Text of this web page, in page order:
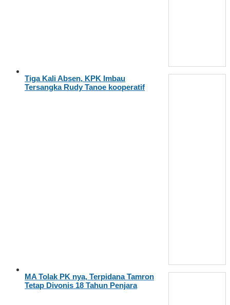
Tiga Kali Absen, KPK Imbau
Tersangka Rudy Tanoe kooperatif
MA Tolak PK nya, Terpidana Tamron
Tetap Divonis 18 Tahun Penjara